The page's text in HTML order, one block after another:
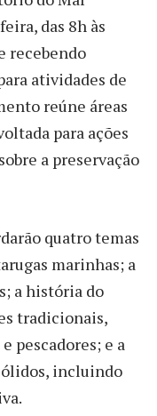
das 8h às
recebendo
atividades de
reúne áreas
para ações
a preservação
quatro temas
marinhas; a
a história do
tradicionais,
pescadores; e a
incluindo